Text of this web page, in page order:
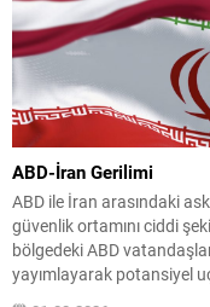
ABD-İran Gerilimi
ABD ile İran arasındaki
güvenlik ortamını ciddi
bölgedeki ABD
yayımlayarak potansiyel